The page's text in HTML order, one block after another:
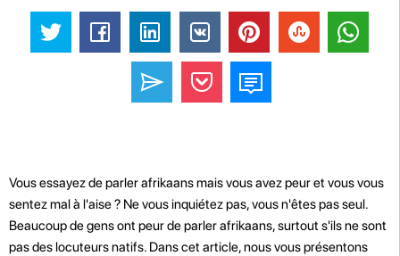
Vous essayez de parler afrikaans mais vous avez peur et vous vous
sentez mal à l'aise ? Ne vous inquiétez pas, vous n'êtes pas seul.
Beaucoup de gens ont peur de parler afrikaans, surtout s'ils ne sont
pas des locuteurs natifs. Dans cet article, nous vous présentons